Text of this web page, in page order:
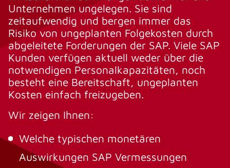
Unternehmen ungelegen. Sie sind
zeitaufwendig und bergen immer das
Risiko von ungeplanten Folgekosten durch
abgeleitete Forderungen der SAP. Viele SAP
Kunden verfügen aktuell weder über die
notwendigen Personalkapazitäten, noch
besteht eine Bereitschaft, ungeplanten
Kosten einfach freizugeben.
Wir zeigen Ihnen:
Welche typischen monetären
Auswirkungen SAP Vermessungen